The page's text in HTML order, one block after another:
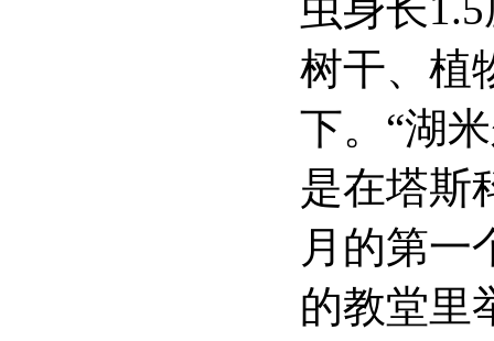
树干、植
下。“湖
是在塔斯
月的第一
的教堂里